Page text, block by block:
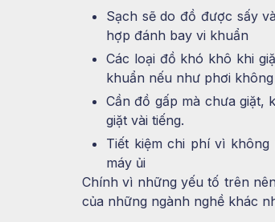
Sạch sẽ do đồ được sấy
hợp đánh bay vi khuẩn
Các loại đồ khó khô khi
khuẩn nếu như phơi
Cần đồ gấp mà chưa giặt,
giặt vài tiếng.
Tiết kiệm chi phí vì
máy ủi
Chính vì những yếu tố trên
của những ngành nghề khác